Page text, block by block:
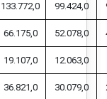
133.772,0 99.424,0
66.175,0 52.078,0
19.107,0 12.063,0
36.821,0 30.079,0